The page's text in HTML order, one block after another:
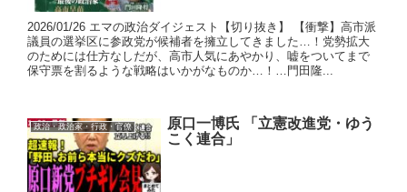
2026/01/26 エマの政治ダイジェスト【切り抜き】 【衝撃】高市派
議員の選挙区に参政党が候補者を擁立してきました…！党勢拡大
のためには仕方なしだが、高市人気にあやかり、嘘をついてまで
保守票を割るような戦略はいかがなものか…！…門田隆...
政治・政治家・行政・官僚
原口一博氏 「立憲改進党・ゆう
こく連合」